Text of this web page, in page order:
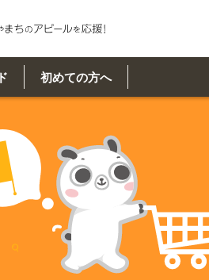
美容・健康
イベント・季節
ご利用ガイド トップ
取り扱い商品一覧
既製デザイン商品注
初めての方へ
初めての方へ トップ
商品について
お客様の声